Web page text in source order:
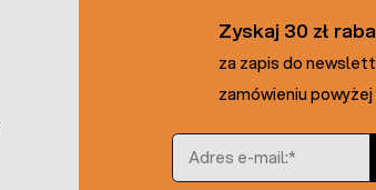
Zyskaj 30 zł
za zapis do
zamówieniu powyżej
Adres e-mail